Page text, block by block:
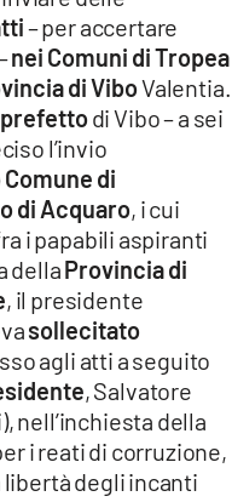
– per accertare
nei Comuni di Tropea
di ViboValentia.
prefettodi Vibo – a sei
l’invio
di
di Acquaro, i cui
i papabili aspiranti
dellaProvincia di
, il presidente
sollecitato
agli atti a seguito
, Salvatore
nell’inchiesta della
i reati di corruzione,
degli incanti